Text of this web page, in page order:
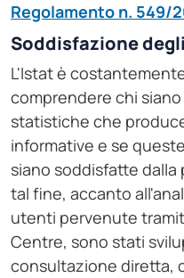
Regolamento n. 549/
Soddisfazione
L'Istat è
comprendere chi
statistiche che
informative e se
siano soddisfatte
tal fine, accanto
utenti pervenute
Centre, sono stati
consultazione diretta,